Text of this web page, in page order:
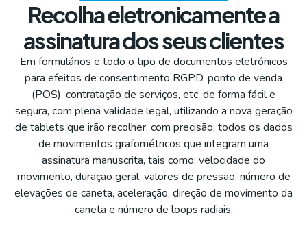
Recolha eletronicamente a
assinatura dos seus clientes
Em formulários e todo o tipo de documentos eletrónicos
para efeitos de consentimento RGPD, ponto de venda
(POS), contratação de serviços, etc. de forma fácil e
segura, com plena validade legal, utilizando a nova geração
de tablets que irão recolher, com precisão, todos os dados
de movimentos grafométricos que integram uma
assinatura manuscrita, tais como: velocidade do
movimento, duração geral, valores de pressão, número de
elevações de caneta, aceleração, direção de movimento da
caneta e número de loops radiais.